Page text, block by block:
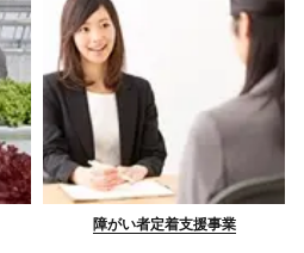
障がい者定着支援事業